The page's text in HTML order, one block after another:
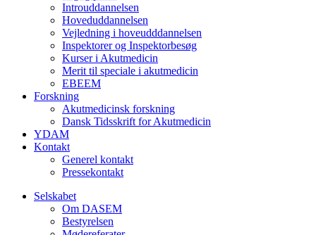
Introuddannelsen
Hoveduddannelsen
Vejledning i hoveudddannelsen
Inspektorer og Inspektorbesøg
Kurser i Akutmedicin
Merit til speciale i akutmedicin
EBEEM
Forskning
Akutmedicinsk forskning
Dansk Tidsskrift for Akutmedicin
YDAM
Kontakt
Generel kontakt
Pressekontakt
Selskabet
Om DASEM
Bestyrelsen